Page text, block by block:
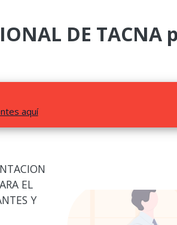
DE TACNA
aquí
EL
Y